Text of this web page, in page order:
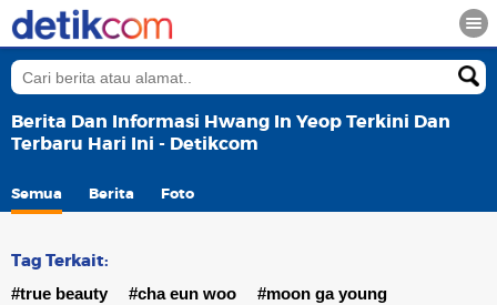
Berita Dan Informasi Hwang In Yeop Terkini Dan
Terbaru Hari Ini - Detikcom
Semua Berita Foto
Tag Terkait:
#true beauty #cha eun woo
#moon ga young